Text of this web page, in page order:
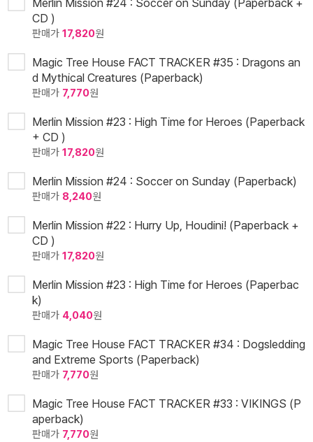
Merlin Mission #24 : Soccer on Sunday (Paperback +
CD )
판매가 17,820원
Magic Tree House FACT TRACKER #35 : Dragons an
d Mythical Creatures (Paperback)
판매가 7,770원
Merlin Mission #23 : High Time for Heroes (Paperback
+ CD )
판매가 17,820원
Merlin Mission #24 : Soccer on Sunday (Paperback)
판매가 8,240원
Merlin Mission #22 : Hurry Up, Houdini! (Paperback +
CD )
판매가 17,820원
Merlin Mission #23 : High Time for Heroes (Paperbac
k)
판매가 4,040원
Magic Tree House FACT TRACKER #34 : Dogsledding
and Extreme Sports (Paperback)
판매가 7,770원
Magic Tree House FACT TRACKER #33 : VIKINGS (P
aperback)
판매가 7,770원